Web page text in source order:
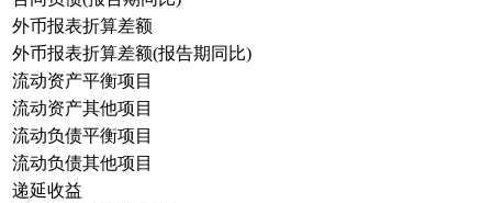
外币报表折算差额
外币报表折算差额(报告期同比)
流动资产平衡项目
流动资产其他项目
流动负债平衡项目
流动负债其他项目
递延收益